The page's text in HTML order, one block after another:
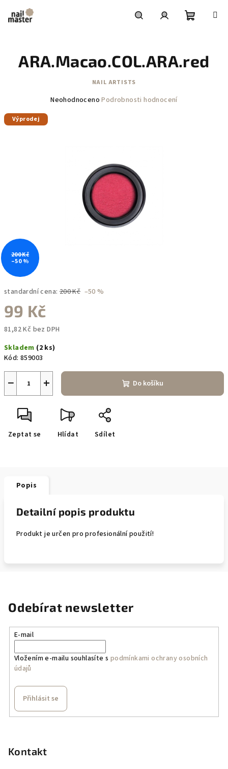
obsah
košík
standardní cena: 200 Kč –50 %
99 Kč
81,82 Kč bez DPH
cena:
Skladem (2 ks)
Kód: 859003
+
− Do košíku
Zeptat se Hlídat Sdílet
ARA.Macao.COL.ARA.red
NAIL ARTISTS
Průměrné
Neohodnoceno Podrobnosti hodnocení
Výprodej
200 Kč
–50 %
Popis
Detailní popis produktu
Produkt je určen pro profesionální použití!
Odebírat newsletter
E-mail
Vložením e-mailu souhlasíte s podmínkami ochrany osobních
údajů
Přihlásit se
Kontakt